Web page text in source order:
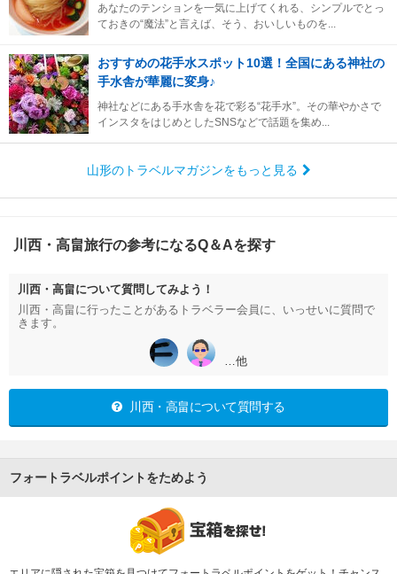
あなたのテンションを一気に上げてくれる、シンプルでとっ
ておきの“魔法”と言えば、そう、おいしいものを...
おすすめの花手水スポット10選！全国にある神社の
手水舎が華麗に変身♪
神社などにある手水舎を花で彩る“花手水”。その華やかさで
インスタをはじめとしたSNSなどで話題を集め...
山形のトラベルマガジンをもっと見る
川西・高畠旅行の参考になるQ＆Aを探す
川西・高畠について質問してみよう！
川西・高畠に行ったことがあるトラベラー会員に、いっせいに質問で
きます。
…他
川西・高畠について質問する
フォートラベルポイントをためよう